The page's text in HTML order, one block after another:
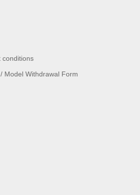
conditions
Model Withdrawal Form